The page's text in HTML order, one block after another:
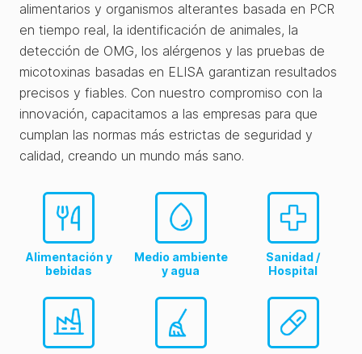
alimentarios y organismos alterantes basada en PCR
en tiempo real, la identificación de animales, la
detección de OMG, los alérgenos y las pruebas de
micotoxinas basadas en ELISA garantizan resultados
precisos y fiables. Con nuestro compromiso con la
innovación, capacitamos a las empresas para que
cumplan las normas más estrictas de seguridad y
calidad, creando un mundo más sano.
Alimentación y
bebidas
Medio ambiente
y agua
Sanidad /
Hospital